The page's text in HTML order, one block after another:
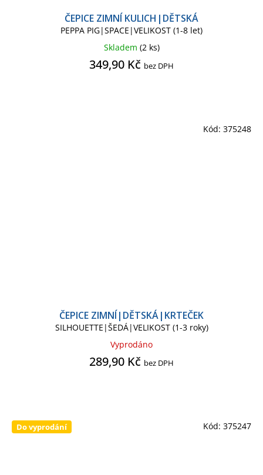
ČEPICE ZIMNÍ KULICH|DĚTSKÁ
PEPPA PIG|SPACE|VELIKOST (1-8 let)
Skladem (2 ks)
349,90 Kč bez DPH
ČEPICE ZIMNÍ|DĚTSKÁ|KRTEČEK
SILHOUETTE|ŠEDÁ|VELIKOST (1-3 roky)
Vyprodáno
289,90 Kč bez DPH
Kód: 375248
Do vyprodání Kód: 375247